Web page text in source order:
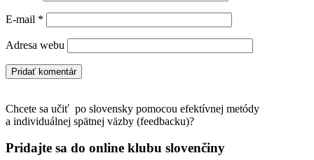
E-mail *
Adresa webu
Chcete sa učiť po slovensky pomocou efektívnej metódy
a individuálnej spätnej väzby (feedbacku)?
Pridajte sa do online klubu slovenčiny